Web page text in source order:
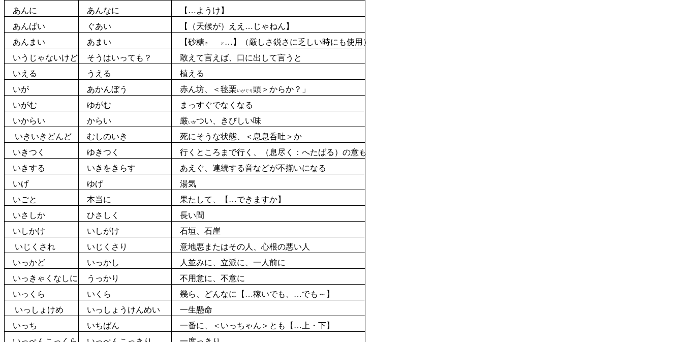
あんに あんなに 【…ようけ】
あんばい ぐあい 【（天候が）ええ…じゃねん】
あんまい あまい 【砂糖さ と …】（厳しさ鋭さに乏しい時にも使用）
いうじゃないけど そうはいっても？ 敢えて言えば、口に出して言うと
いえる うえる 植える
いが あかんぼう 赤ん坊、＜ 毬栗いがぐり 頭＞からか？」
いがむ ゆがむ まっすぐでなくなる
いからい からい 厳いかつい、きびしい味
いきいきどんど むしのいき 死にそうな状態 、＜ 息息呑吐 ＞か
いきつく ゆきつく 行 くところまで行 く、（息尽 く：へたばる）の意も
いきする いきをきらす あえぐ、 連続する音などが不揃いになる
いげ ゆげ 湯気
いごと 本当に 果たして、【…できますか】
いさしか ひさしく 長い間
いしかけ いしがけ 石垣、 石崖
いじくされ いじくさり 意地悪 またはその人 心根の悪い 人
いっかど いっかし 人並みに、立派に、一人前に
いっきゃくなしに うっかり 不用意に、不意に
いっくら いくら 幾ら、どんなに【…稼いでも、…でも～】
いっしょけめ いっしょうけんめい 一生懸命
いっち いちばん 一番に、＜いっちゃん＞とも【…上・下】